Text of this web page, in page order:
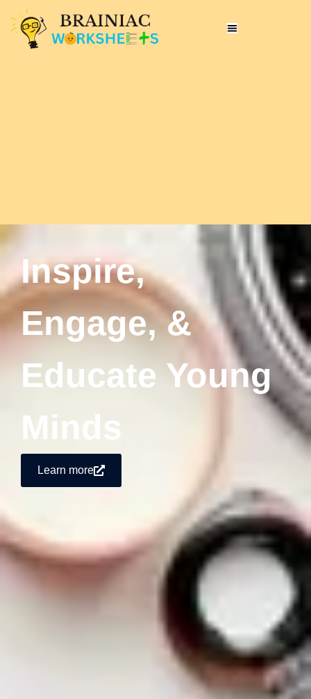
Inspire,
Engage, &
Educate Young
Minds
Learn more